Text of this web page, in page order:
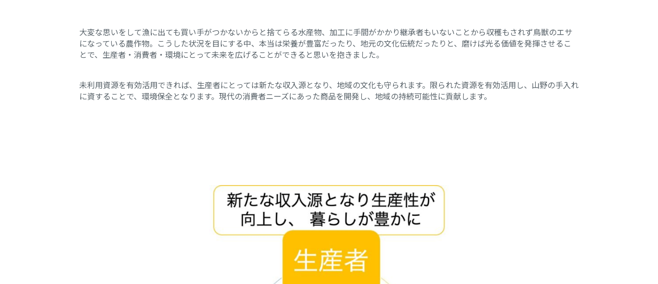
大変な思いをして漁に出ても買い手がつかないからと捨てらる水産物、加工に手間がかかり継承者もいないことから収穫もされず鳥獣のエサ
になっている農作物。 こうした状況を目にする中、本当は栄養が豊富だったり、地元の文化伝統だったりと、磨けば光る価値を発揮させるこ
とで、生産者・消費者・環境にとって未来を広げることができると思いを抱きました。
未利用資源を有効活用できれば、生産者にとっては新たな収入源となり、地域の文化も守られます。限られた資源を有効活用し、山野の手入れ
に資することで、環境保全となります。現代の消費者ニーズにあった商品を開発し、地域の持続可能性に貢献します。